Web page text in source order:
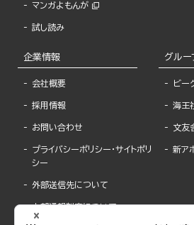
マンガよもんが
試し読み
企業情報
会社概要
採用情報
お問い合わせ
プライバシーポリシー・サイトポリ
シー
外部送信先について
内部通報制度について
グルー
ビー
海王
文友
新ア